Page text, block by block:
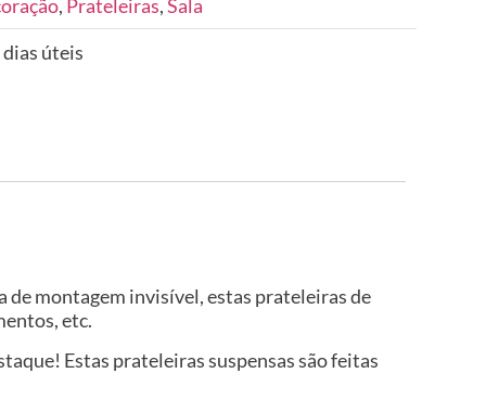
, Prateleiras,Sala
dias úteis
de montagem invisível, estas prateleiras de
etc.
Estas prateleiras suspensas são feitas